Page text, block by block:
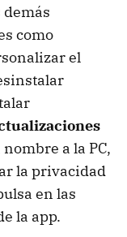
como
el
a la PC,
la privacidad
en las
la app.